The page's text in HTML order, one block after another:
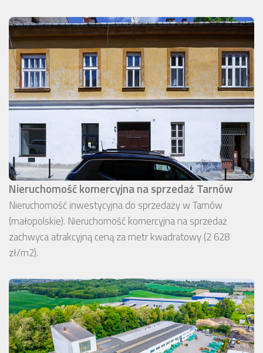
Nieruchomość komercyjna na sprzedaż Tarnów
Nieruchomość inwestycyjna do sprzedaży w Tarnów
(małopolskie). Nieruchomość komercyjna na sprzedaż
zachwyca atrakcyjną ceną za metr kwadratowy (2 628
zł/m2).